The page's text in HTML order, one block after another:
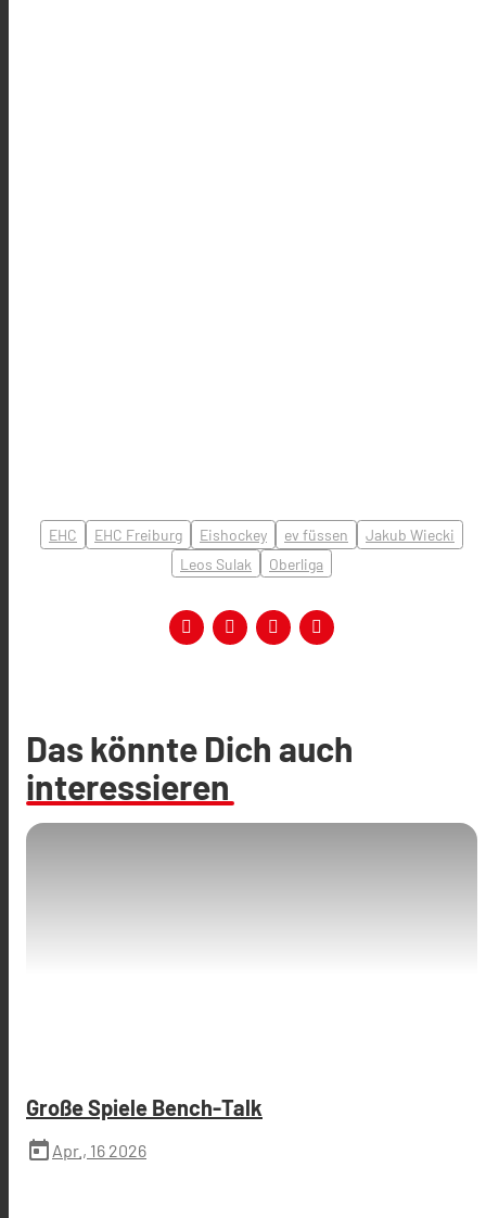
EHC EHC Freiburg Eishockey ev füssen
Jakub Wiecki
Leos Sulak
Oberliga
Das könnte Dich auch
interessieren
Große Spiele Bench-Talk
today Apr., 16 2026